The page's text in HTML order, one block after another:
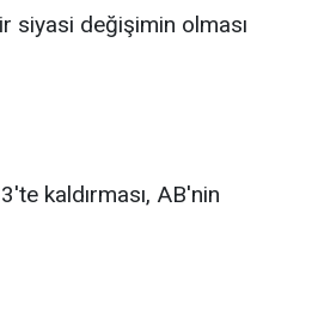
siyasi değişimin olması
kaldırması, AB'nin